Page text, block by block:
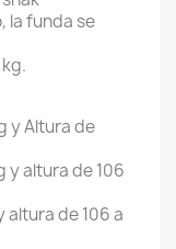
la funda se
y Altura de
y altura de 106
altura de 106 a